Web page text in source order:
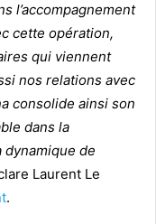
l’accompagnement
cette opération,
qui viennent
nos relations avec
consolide ainsi son
dans la
de
Laurent Le
.